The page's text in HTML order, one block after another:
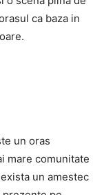
ca baza in
un oras
mare comunitate
un amestec